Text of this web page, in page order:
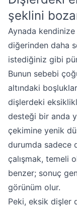
şeklini
Aynada kendinize
diğerinden daha
istediğiniz gibi
Bunun sebebi
altındaki
dişlerdeki
desteği bir anda
çekimine yenik
durumda sadece
çalışmak, temeli
benzer; sonuç
görünüm olur.
Peki, eksik dişler